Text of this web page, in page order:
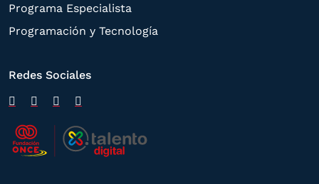
Programa Especialista
Programación y Tecnología
Redes Sociales